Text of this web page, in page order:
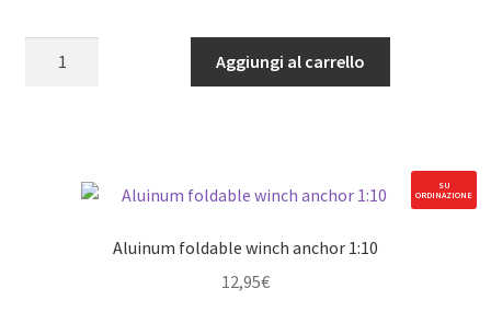
quantità
Aggiungi al carrello
SU
ORDINAZIONE
Aluinum foldable winch anchor 1:10
12,95€